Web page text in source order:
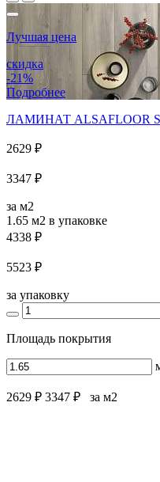
Лучшая цена
скидка
-21%
Подробнее
ЛАМИНАТ ALSAFLOOR
2629 ₽
3347 ₽
за м2
1.65 м2 в упаковке
4338 ₽
5523 ₽
за упаковку
Площадь покрытия
2629 ₽ 3347 ₽ за м2